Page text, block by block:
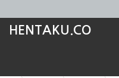
HENTAKU.CO